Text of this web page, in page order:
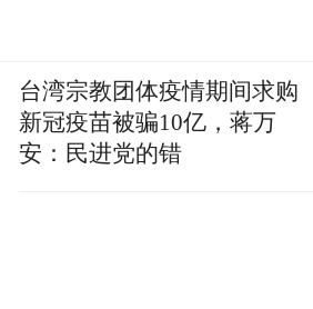
台湾宗教团体疫情期间求购
新冠疫苗被骗10亿，蒋万
安：民进党的错